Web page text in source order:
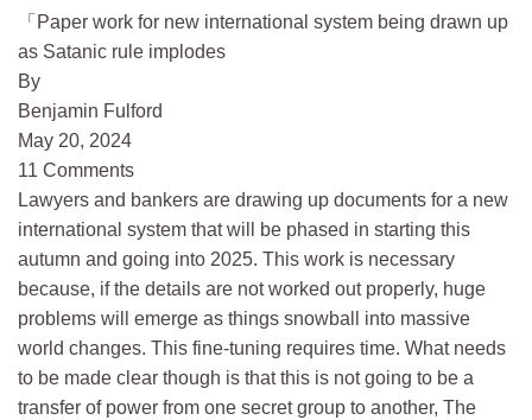
Paper work for new international system being drawn up
as Satanic rule implodes
By
Benjamin Fulford
May 20, 2024
11 Comments
Lawyers and bankers are drawing up documents for a new
international system that will be phased in starting this
autumn and going into 2025. This work is necessary
because, if the details are not worked out properly, huge
problems will emerge as things snowball into massive
world changes. This fine-tuning requires time. What needs
to be made clear though is that this is not going to be a
transfer of power from one secret group to another, The